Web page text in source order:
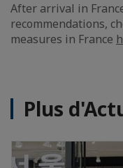
After arrival in
recommendations,
measures in France
Plus